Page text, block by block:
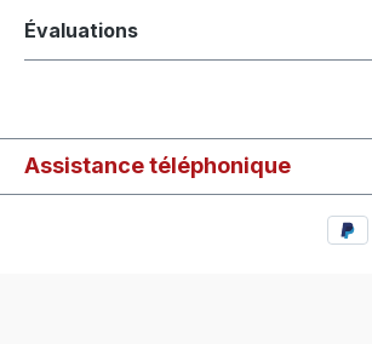
Évaluations
Assistance téléphonique